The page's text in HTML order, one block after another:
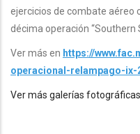
ejercicios de combate aéreo
décima operación “Southern
Ver más en https://
operacional-relampago-
Ver más galerías fotográficas